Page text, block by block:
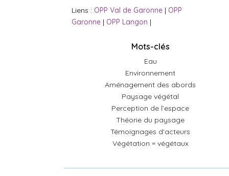
Liens : OPP Val de Garonne | OPP
Garonne | OPP Langon |
Mots-clés
Eau
Environnement
Aménagement des abords
Paysage végétal
Perception de l’espace
Théorie du paysage
Témoignages d'acteurs
Végétation = végétaux